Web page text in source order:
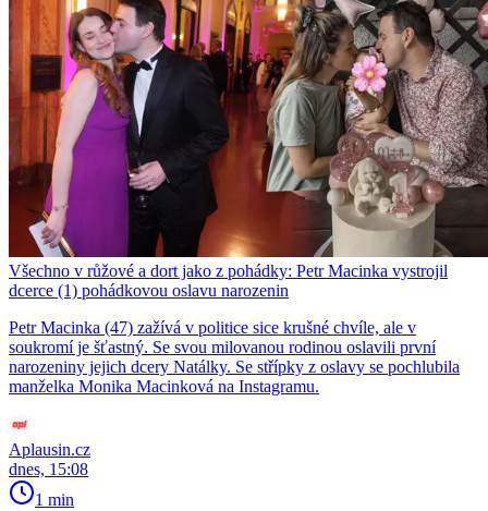
Všechno v růžové a dort jako z pohádky: Petr Macinka vystrojil
dcerce (1) pohádkovou oslavu narozenin
Petr Macinka (47) zažívá v politice sice krušné chvíle, ale v
soukromí je šťastný. Se svou milovanou rodinou oslavili první
narozeniny jejich dcery Natálky. Se střípky z oslavy se pochlubila
manželka Monika Macinková na Instagramu.
Aplausin.cz
dnes, 15:08
1 min